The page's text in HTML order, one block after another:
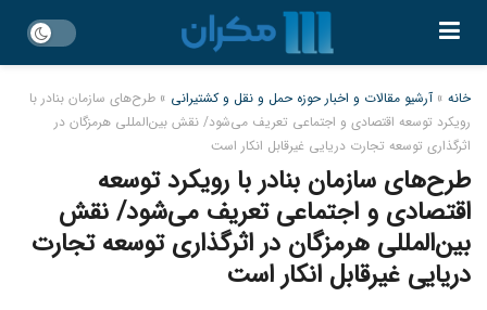
خانه » آرشیو مقالات و اخبار حوزه حمل و نقل و کشتیرانی » طرح‌های سازمان بنادر با
رویکرد توسعه اقتصادی و اجتماعی تعریف می‌شود/ نقش بین‌المللی هرمزگان در
اثرگذاری توسعه تجارت دریایی غیرقابل انکار است
طرح‌های سازمان بنادر با رویکرد توسعه
اقتصادی و اجتماعی تعریف می‌شود/ نقش
بین‌المللی هرمزگان در اثرگذاری توسعه تجارت
دریایی غیرقابل انکار است